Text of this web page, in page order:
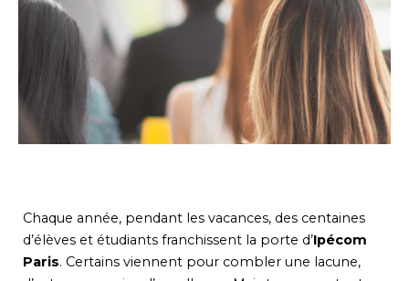
Chaque année, pendant les vacances, des centaines
d’élèves et étudiants franchissent la porte d’Ipécom
Paris. Certains viennent pour combler une lacune,